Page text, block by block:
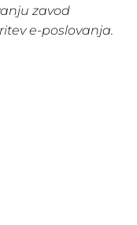
zavod
e-poslovanja.